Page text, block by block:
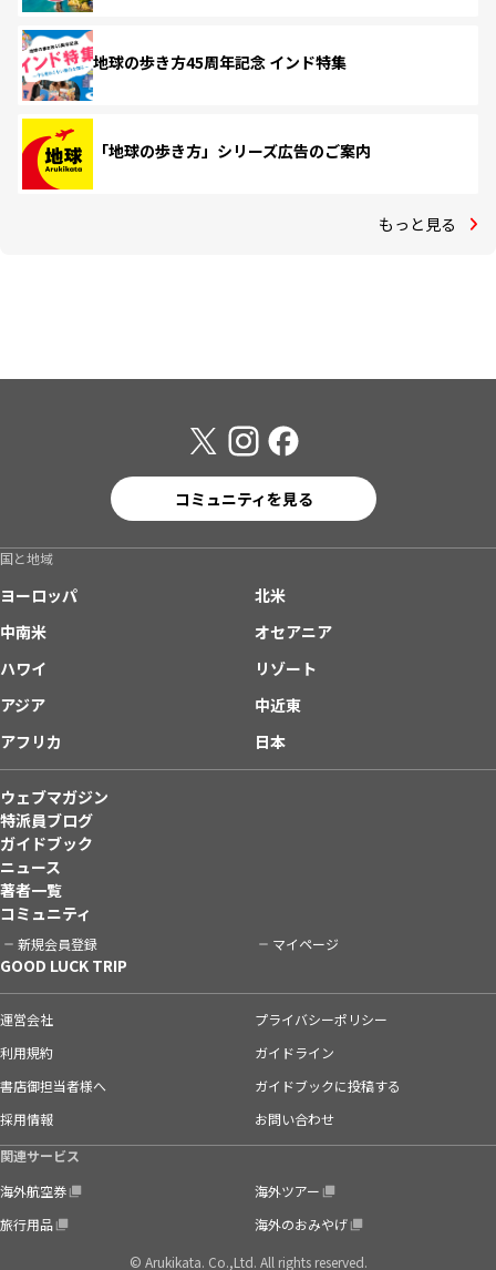
地球の歩き方45周年記念 インド特集
「地球の歩き方」シリーズ広告のご案内
もっと見る
コミュニティを見る
国と地域
ヨーロッパ
北米
中南米
オセアニア
ハワイ
リゾート
アジア
中近東
アフリカ
日本
ウェブマガジン
特派員ブログ
ガイドブック
ニュース
著者一覧
コミュニティ
新規会員登録 マイページ
GOOD LUCK TRIP
運営会社
プライバシーポリシー
利用規約
ガイドライン
書店御担当者様へ
ガイドブックに投稿する
採用情報
お問い合わせ
関連サービス
海外航空券
海外ツアー
旅行用品
海外のおみやげ
© Arukikata. Co.,Ltd. All rights reserved.